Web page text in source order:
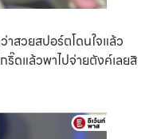
าสวยสปอร์ตโดนใจแล้ว
ริ๊ดแล้วพาไปจ่ายตังค์เลยสิ